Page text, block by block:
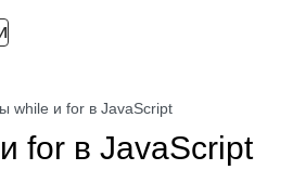
while и for в JavaScript
for в JavaScript